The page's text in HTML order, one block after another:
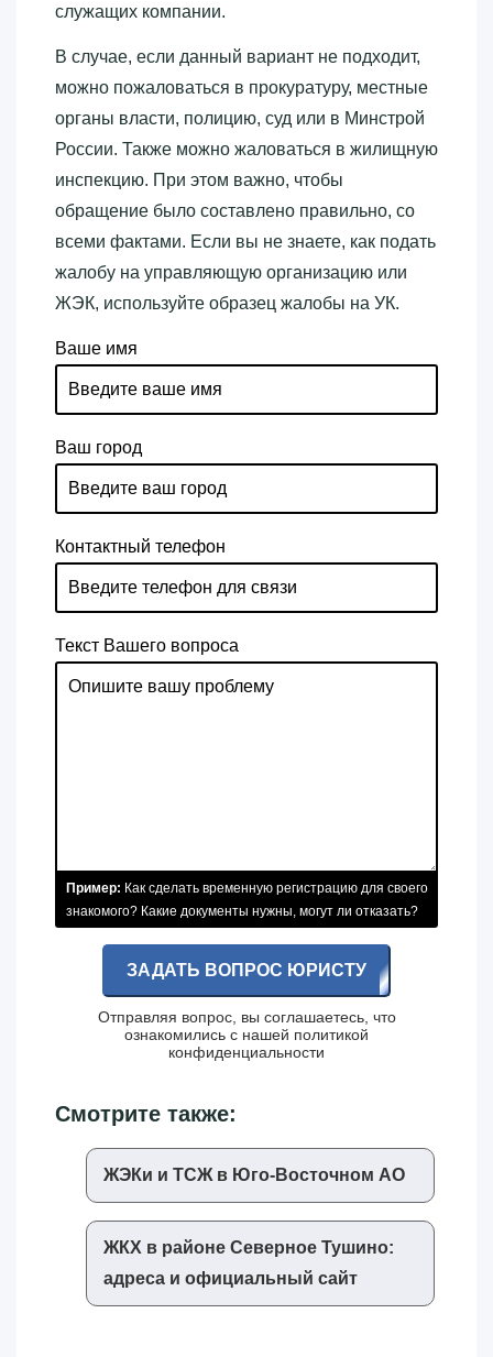
служащих компании.
В случае, если данный вариант не подходит,
можно пожаловаться в прокуратуру, местные
органы власти, полицию, суд или в Минстрой
России. Также можно жаловаться в жилищную
инспекцию. При этом важно, чтобы
обращение было составлено правильно, со
всеми фактами. Если вы не знаете, как подать
жалобу на управляющую организацию или
ЖЭК, используйте образец жалобы на УК.
Ваше имя
Ваш город
Контактный телефон
Текст Вашего вопроса
Пример: Как сделать временную регистрацию для своего
знакомого? Какие документы нужны, могут ли отказать?
ЗАДАТЬ ВОПРОС ЮРИСТУ
Отправляя вопрос, вы соглашаетесь, что
ознакомились с нашей политикой
конфиденциальности
Смотрите также:
ЖЭКи и ТСЖ в Юго-Восточном АО
ЖКХ в районе Северное Тушино:
адреса и официальный сайт